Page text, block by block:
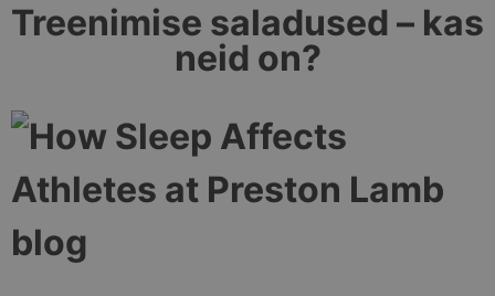
Treenimise saladused – kas
neid on?